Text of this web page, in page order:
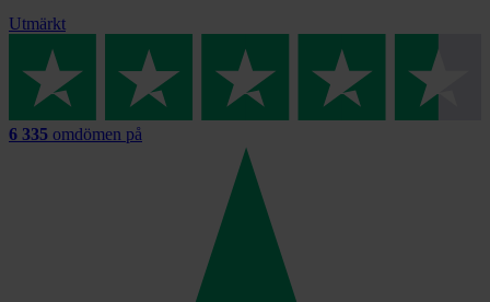
Utmärkt
6 335 omdömen på